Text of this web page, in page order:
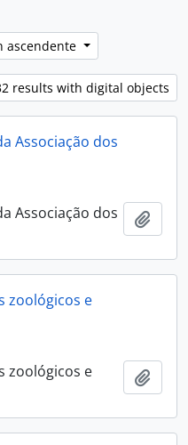
ascendente
results with digital objects
Associação dos
Associação dos
zoológicos e
zoológicos e